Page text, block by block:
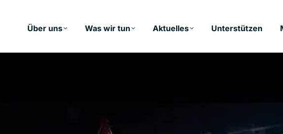
Über uns Was wir tun Aktuelles Unterstützen